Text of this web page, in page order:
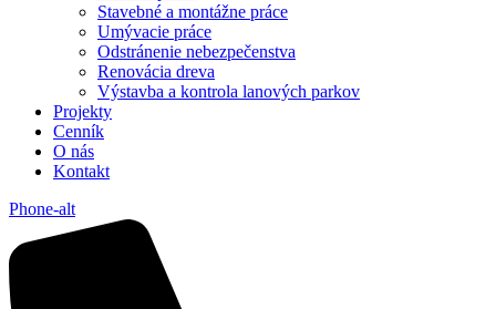
Stavebné a montážne práce
Umývacie práce
Odstránenie nebezpečenstva
Renovácia dreva
Výstavba a kontrola lanových parkov
Projekty
Cenník
O nás
Kontakt
Phone-alt